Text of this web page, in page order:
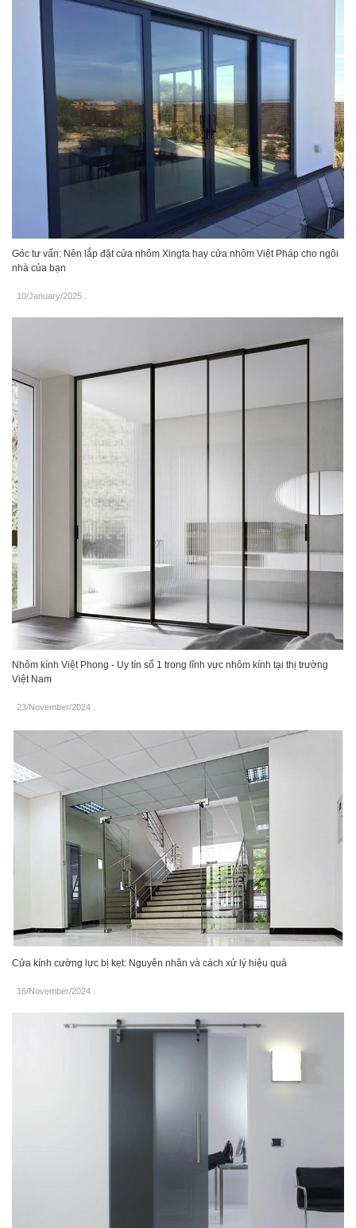
Góc tư vấn: Nên lắp đặt cửa nhôm Xingfa hay cửa nhôm Việt Pháp cho ngôi
nhà của bạn
10/January/2025
Nhôm kính Việt Phong - Uy tín số 1 trong lĩnh vực nhôm kính tại thị trường
Việt Nam
23/November/2024
Cửa kính cường lực bị kẹt: Nguyên nhân và cách xử lý hiệu quả
16/November/2024